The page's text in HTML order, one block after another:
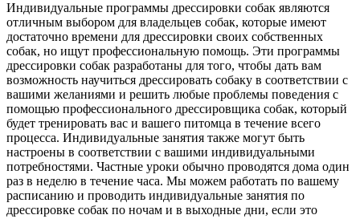
Индивидуальные программы дрессировки собак являются
отличным выбором для владельцев собак, которые имеют
достаточно времени для дрессировки своих собственных
собак, но ищут профессиональную помощь. Эти программы
дрессировки собак разработаны для того, чтобы дать вам
возможность научиться дрессировать собаку в соответствии с
вашими желаниями и решить любые проблемы поведения с
помощью профессионального дрессировщика собак, который
будет тренировать вас и вашего питомца в течение всего
процесса. Индивидуальные занятия также могут быть
настроены в соответствии с вашими индивидуальными
потребностями. Частные уроки обычно проводятся дома один
раз в неделю в течение часа. Мы можем работать по вашему
расписанию и проводить индивидуальные занятия по
дрессировке собак по ночам и в выходные дни, если это